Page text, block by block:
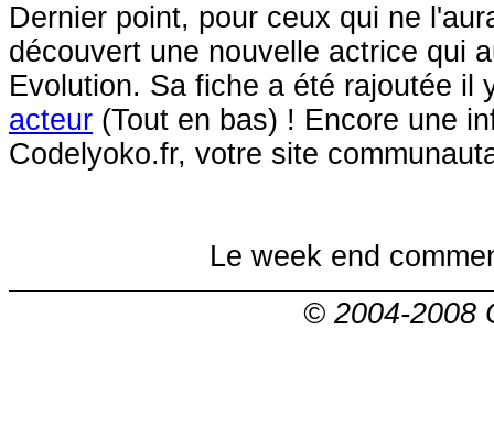
Dernier point, pour ceux qui ne
découvert une nouvelle actrice qui
Evolution. Sa fiche a été rajoutée
acteur (Tout en bas) ! Encore une
Codelyoko.fr, votre site
Le week end
© 2004-2008